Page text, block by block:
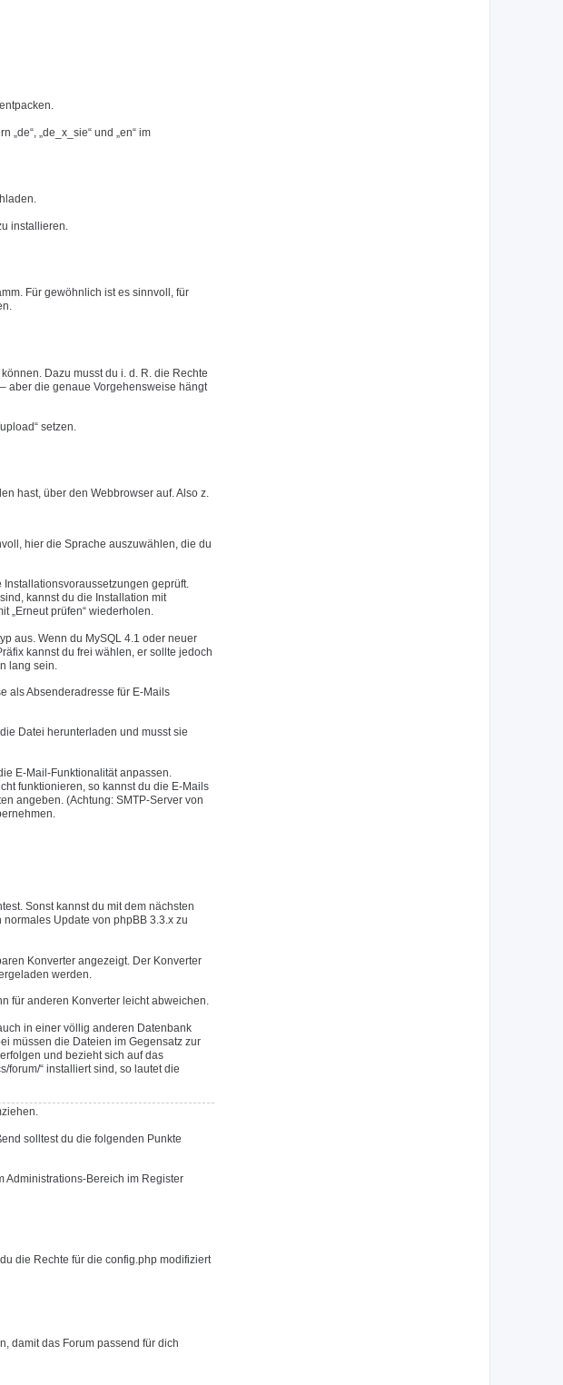
„de_x_sie“ und „en“ im
installieren.
Für gewöhnlich ist es sinnvoll, für
Dazu musst du i. d. R. die Rechte
aber die genaue Vorgehensweise hängt
setzen.
hast, über den Webbrowser auf. Also z.
hier die Sprache auszuwählen, die du
geprüft.
kannst du die Installation mit
„Erneut prüfen“ wiederholen.
aus. Wenn du MySQL 4.1 oder neuer
kannst du frei wählen, er sollte jedoch
lang sein.
als Absenderadresse für E-Mails
Datei herunterladen und musst sie
E-Mail-Funktionalität anpassen.
funktionieren, so kannst du die E-Mails
angeben. (Achtung: SMTP-Server von
Sonst kannst du mit dem nächsten
Update von phpBB 3.3.x zu
Konverter angezeigt. Der Konverter
werden.
für anderen Konverter leicht abweichen.
in einer völlig anderen Datenbank
müssen die Dateien im Gegensatz zur
und bezieht sich auf das
forum/“ installiert sind, so lautet die
solltest du die folgenden Punkte
Administrations-Bereich im Register
die Rechte für die config.php modifiziert
damit das Forum passend für dich